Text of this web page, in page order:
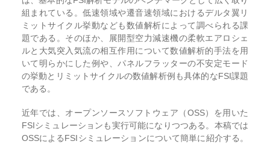
組まれている。低速領域や遷音速領域におけるデルタ翼リ
ミットサイクル挙動なども数値解析によって調べられる課
題である。そのほか、展開型空力減速機の柔軟エアロシェ
ルと大気突入気流の相互作用について数値解析的手法を用
いて明らかにした例や、パネルフラッターの不安定モード
の挙動とリミットサイクルの数値解析例も具体的なFSI課題
である。
近年では、オープンソースソフトウェア（OSS）を用いた
FSIシミュレーションも実行可能になりつつある。本稿では
OSSによるFSIシミュレーションについて簡単に紹介する。